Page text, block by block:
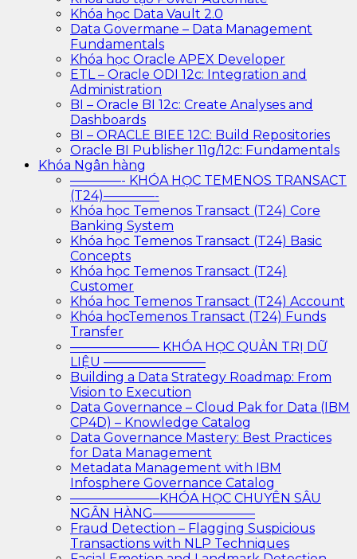
Khóa học Data Vault 2.0
Data Govermane – Data Management
Fundamentals
Khóa học Oracle APEX Developer
ETL – Oracle ODI 12c: Integration and
Administration
BI – Oracle BI 12c: Create Analyses and
Dashboards
BI – ORACLE BIEE 12C: Build Repositories
Oracle BI Publisher 11g/12c: Fundamentals
Khóa Ngân hàng
————- KHÓA HỌC TEMENOS TRANSACT
(T24)————-
Khóa học Temenos Transact (T24) Core
Banking System
Khóa học Temenos Transact (T24) Basic
Concepts
Khóa học Temenos Transact (T24)
Customer
Khóa học Temenos Transact (T24) Account
Khóa họcTemenos Transact (T24) Funds
Transfer
——————— KHÓA HỌC QUẢN TRỊ DỮ
LIỆU ————————
Building a Data Strategy Roadmap: From
Vision to Execution
Data Governance – Cloud Pak for Data (IBM
CP4D) – Knowledge Catalog
Data Governance Mastery: Best Practices
for Data Management
Metadata Management with IBM
Infosphere Governance Catalog
———————KHÓA HỌC CHUYÊN SÂU
NGÂN HÀNG————————
Fraud Detection – Flagging Suspicious
Transactions with NLP Techniques